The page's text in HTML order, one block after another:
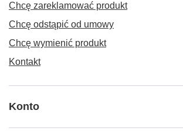
Chcę zareklamować produkt
Chcę odstąpić od umowy
Chcę wymienić produkt
Kontakt
Konto